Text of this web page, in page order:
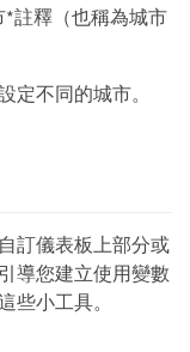
註釋（也稱為城市
定不同的城市。
訂儀表板上部分或
導您建立使用變數
些小工具。